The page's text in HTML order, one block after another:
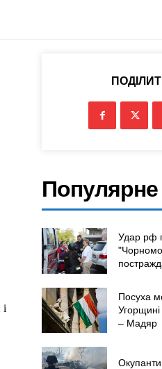
Популярне
Удар рф
Посуха
– Мадяр